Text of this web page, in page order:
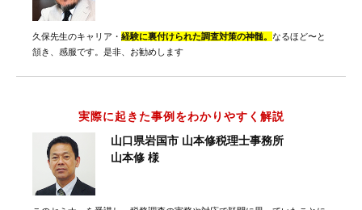
久保先生のキャリア・ 経験に裏付けられた調査対策の神髄。 なるほど〜と
頷き、感服です。是非、お勧めします
実際に起きた事例をわかりやすく解説
山口県岩国市 山本修税理士事務所
山本修 様